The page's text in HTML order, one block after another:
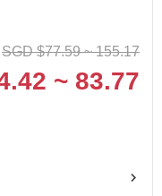
SGD $77.59 ~ 155.17
~ 83.77